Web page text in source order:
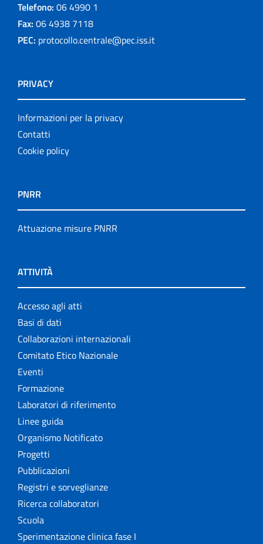
Telefono: 06 4990 1
Fax: 06 4938 7118
PEC: protocollo.centrale@pec.iss.it
PRIVACY
Informazioni per la privacy
Contatti
Cookie policy
PNRR
Attuazione misure PNRR
ATTIVITÀ
Accesso agli atti
Basi di dati
Collaborazioni internazionali
Comitato Etico Nazionale
Eventi
Formazione
Laboratori di riferimento
Linee guida
Organismo Notificato
Progetti
Pubblicazioni
Registri e sorveglianze
Ricerca collaboratori
Scuola
Sperimentazione clinica fase I